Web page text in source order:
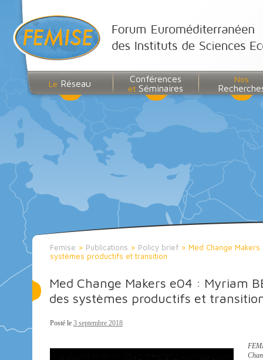
Le Réseau Conférences
et Séminaires
Nos
Femise > Publications > Policy brief > Med Change
systèmes productifs et transition
Med Change Makers e04 : Myriam
des systèmes productifs et
Posté le 3 septembre 2018